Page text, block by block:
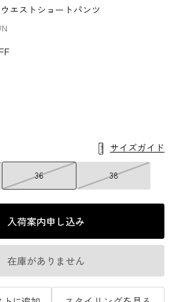
エストショートパンツ
サイズガイド
36 38
入荷案内申し込み
在庫がありません